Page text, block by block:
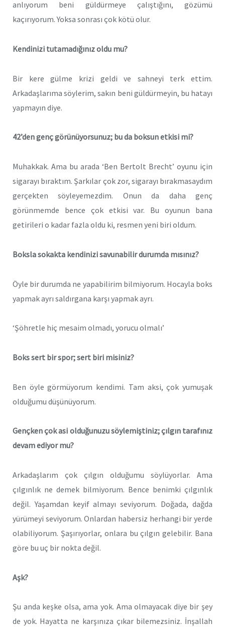
anlıyorum beni güldürmeye çalıştığını, gözümü
kaçırıyorum. Yoksa sonrası çok kötü olur.
Kendinizi tutamadığınız oldu mu?
Bir kere gülme krizi geldi ve sahneyi terk ettim.
Arkadaşlarıma söylerim, sakın beni güldürmeyin, bu hatayı
yapmayın diye.
42’den genç görünüyorsunuz; bu da boksun etkisi mi?
Muhakkak. Ama bu arada ‘Ben Bertolt Brecht’ oyunu için
sigarayı bıraktım. Şarkılar çok zor, sigarayı bırakmasaydım
gerçekten söyleyemezdim. Onun da daha genç
görünmemde bence çok etkisi var. Bu oyunun bana
getirileri o kadar fazla oldu ki, resmen yeni biri oldum.
Boksla sokakta kendinizi savunabilir durumda mısınız?
Öyle bir durumda ne yapabilirim bilmiyorum. Hocayla boks
yapmak ayrı saldırgana karşı yapmak ayrı.
‘Şöhretle hiç mesaim olmadı, yorucu olmalı’
Boks sert bir spor; sert biri misiniz?
Ben öyle görmüyorum kendimi. Tam aksi, çok yumuşak
olduğumu düşünüyorum.
Gençken çok asi olduğunuzu söylemiştiniz; çılgın tarafınız
devam ediyor mu?
Arkadaşlarım çok çılgın olduğumu söylüyorlar. Ama
çılgınlık ne demek bilmiyorum. Bence benimki çılgınlık
değil. Yaşamdan keyif almayı seviyorum. Doğada, dağda
yürümeyi seviyorum. Onlardan habersiz herhangi bir yerde
olabiliyorum. Şaşırıyorlar, onlara bu çılgın gelebilir. Bana
göre bu uç bir nokta değil.
Aşk?
Şu anda keşke olsa, ama yok. Ama olmayacak diye bir şey
de yok. Hayatta ne karşınıza çıkar bilemezsiniz. İnşallah